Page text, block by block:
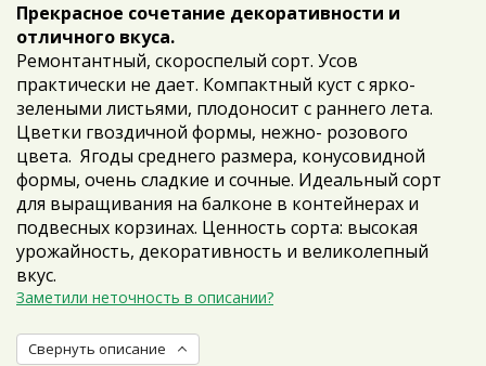
Прекрасное сочетание декоративности и
отличного вкуса.
Ремонтантный, скороспелый сорт. Усов
практически не дает. Компактный куст с ярко-
зелеными листьями, плодоносит с раннего лета.
Цветки гвоздичной формы, нежно- розового
цвета. Ягоды среднего размера, конусовидной
формы, очень сладкие и сочные. Идеальный сорт
для выращивания на балконе в контейнерах и
подвесных корзинах. Ценность сорта: высокая
урожайность, декоративность и великолепный
вкус.
Заметили неточность в описании?
Свернуть описание